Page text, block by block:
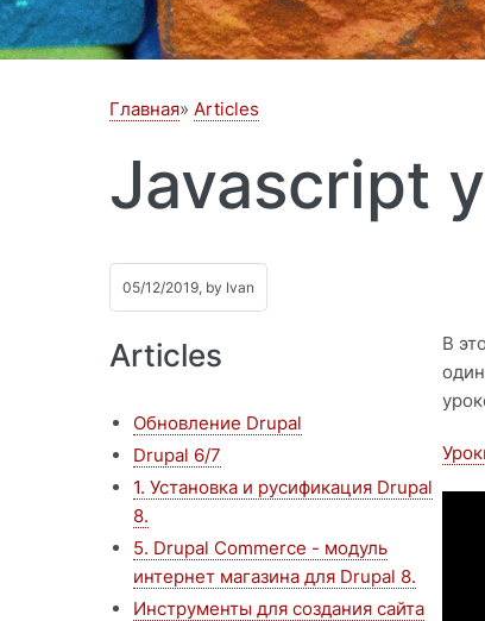
Главная Articles
Javascript
05/12/2019, by Ivan
Articles
Обновление Drupal
Drupal 6/7
1. Установка и русификация Drupal
8.
5. Drupal Commerce - модуль
интернет магазина для Drupal 8.
Инструменты для создания сайта
В